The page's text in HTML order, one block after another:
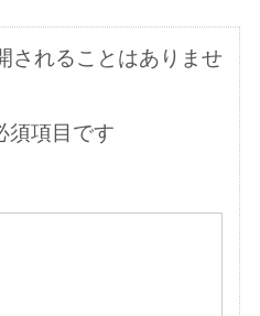
されることはありませ
項目です